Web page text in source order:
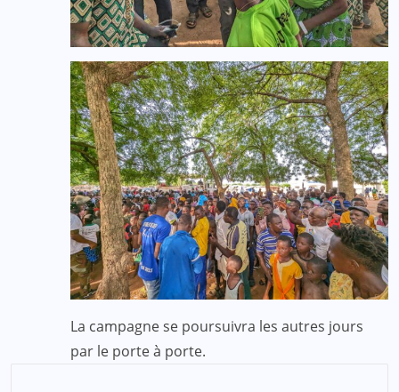
La campagne se poursuivra les autres jours
par le porte à porte.